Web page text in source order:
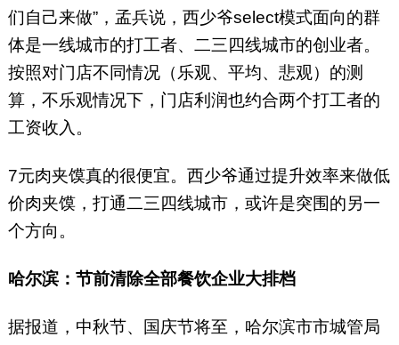
们自己来做”，孟兵说，西少爷select模式面向的群
体是一线城市的打工者、二三四线城市的创业者。
按照对门店不同情况（乐观、平均、悲观）的测
算，不乐观情况下，门店利润也约合两个打工者的
工资收入。
7元肉夹馍真的很便宜。西少爷通过提升效率来做低
价肉夹馍，打通二三四线城市，或许是突围的另一
个方向。
哈尔滨：节前清除全部餐饮企业大排档
据报道，中秋节、国庆节将至，哈尔滨市市城管局